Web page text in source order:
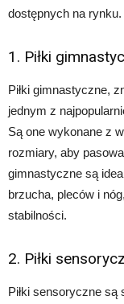
dostępnych na
1. Piłki
Piłki gimnastyczne,
jednym z
Są one wykonane z
rozmiary, aby
gimnastyczne są
brzucha, pleców i
stabilności.
2. Piłki
Piłki sensoryczne są